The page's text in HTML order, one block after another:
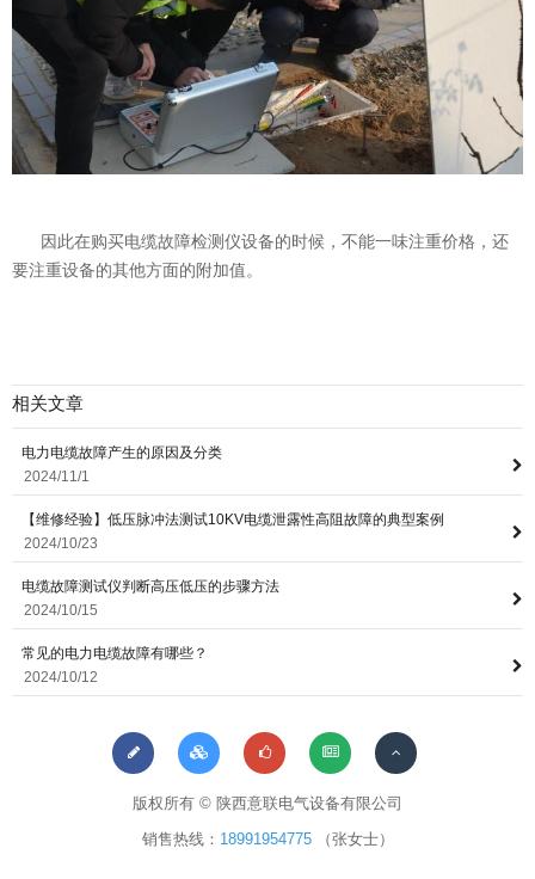
因此在购买电缆故障检测仪设备的时候，不能一味注重价格，还
要注重设备的其他方面的附加值。
相关文章
电力电缆故障产生的原因及分类
2024/11/1
【维修经验】低压脉冲法测试10KV电缆泄露性高阻故障的典型案例
2024/10/23
电缆故障测试仪判断高压低压的步骤方法
2024/10/15
常见的电力电缆故障有哪些？
2024/10/12
版权所有 © 陕西意联电气设备有限公司
销售热线： 18991954775（张女士）